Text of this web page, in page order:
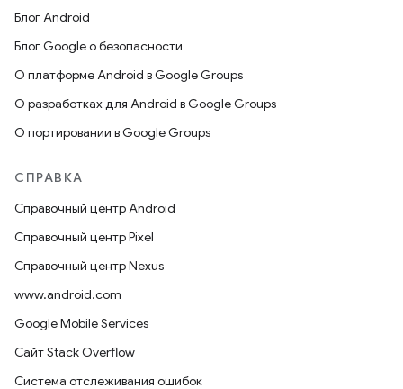
Блог Android
Блог Google о безопасности
О платформе Android в Google Groups
О разработках для Android в Google Groups
О портировании в Google Groups
СПРАВКА
Справочный центр Android
Справочный центр Pixel
Справочный центр Nexus
www.android.com
Google Mobile Services
Сайт Stack Overflow
Система отслеживания ошибок